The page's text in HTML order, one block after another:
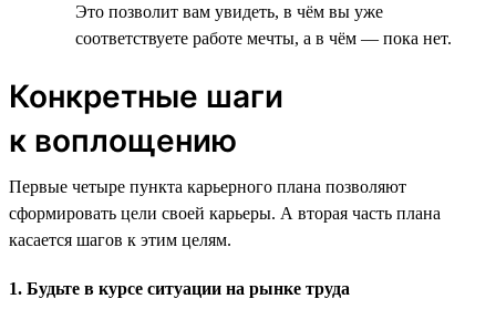
Это позволит вам увидеть, в чём вы уже
соответствуете работе мечты, а в чём — пока нет.
Конкретные шаги
к воплощению
Первые четыре пункта карьерного плана позволяют
сформировать цели своей карьеры. А вторая часть плана
касается шагов к этим целям.
1. Будьте в курсе ситуации на рынке труда